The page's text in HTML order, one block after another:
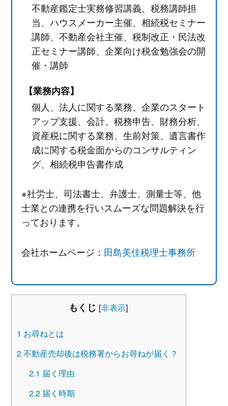
不動産鑑定士実務修習講義、税務講師担
当、ハウスメーカー主催、相続税セミナー
講師、不動産会社主催、税制改正・民法改
正セミナー講師、企業向け税金勉強会の開
催・講師
【業務内容】
個人、法人に関する業務、企業のスタート
アップ支援、会計、税務申告、財務分析、
資産税に関する業務、生前対策、遺言書作
成に関する税金面からのコンサルティン
グ、相続税申告書作成
※社労士、司法書士、弁護士、測量士等、他
士業との連携を行いスムーズな問題解決を行
っております。
会社ホームページ： 田島美佳税理士事務所
もくじ [非表示]
1 お尋ねとは
2不動産売却後は税務署からお尋ねが届く？
2.1 届く理由
2.2届く時期